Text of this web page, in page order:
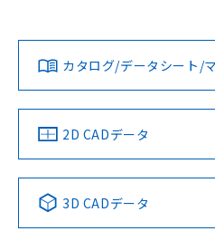
タイムチャート
ダウンロードデータをご利用い
みください。
ソフトウェアの使用条件
対応済み
中国 RoHS 注意事項・凡例
Pb Hg
LR型式承認
（イギリス
船舶規格）
DNV型式承認
（ノルウェー
No No
この製品
カタログ/データシート/
2D CADデータ
3D CADデータ